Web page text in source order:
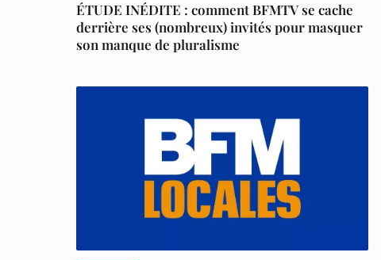
ÉTUDE INÉDITE : comment BFMTV se cache
derrière ses (nombreux) invités pour masquer
son manque de pluralisme